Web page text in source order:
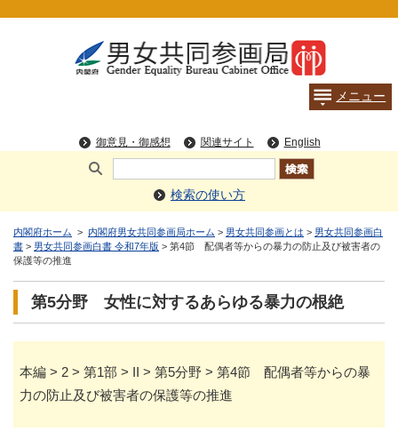
検索の使い方
内閣府ホーム > 内閣府男女共同参画局ホーム > 男女共同参画とは > 男女共同参画白
書 > 男女共同参画白書 令和7年版 > 第4節 配偶者等からの暴力の防止及び被害者の
保護等の推進
第5分野 女性に対するあらゆる暴力の根絶
本編 > 2 > 第1部 > II > 第5分野 > 第4節 配偶者等からの暴
力の防止及び被害者の保護等の推進